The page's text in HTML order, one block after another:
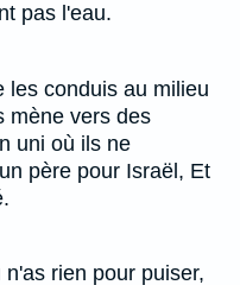
pas l'eau.
les conduis au milieu
mène vers des
uni où ils ne
père pour Israël, Et
rien pour puiser,